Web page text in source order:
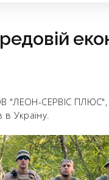
"ЛЕОН-СЕРВІС
Україну.